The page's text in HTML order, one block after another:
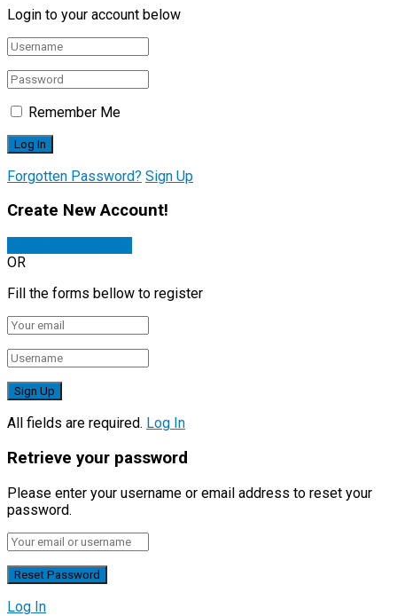
Login to your account below
Remember Me
Forgotten Password? Sign Up
Create New Account!
OR
Fill the forms bellow to register
All fields are required. Log In
Retrieve your password
Please enter your username or email address to reset your
password.
Log In